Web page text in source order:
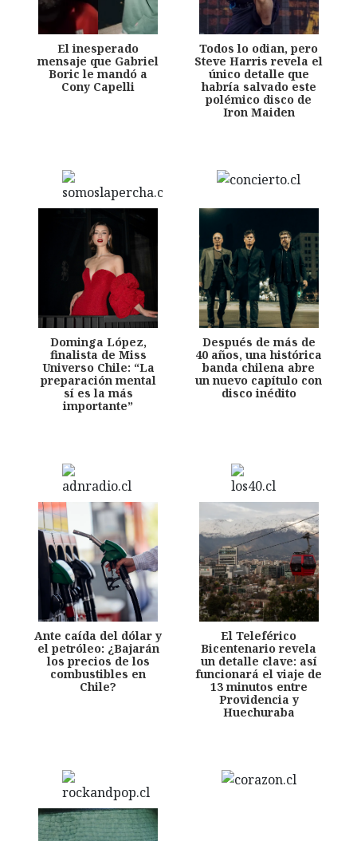
El inesperado
mensaje que Gabriel
Boric le mandó a
Cony Capelli
Todos lo odian, pero
Steve Harris revela el
único detalle que
habría salvado este
polémico disco de
Iron Maiden
Dominga López,
finalista de Miss
Universo Chile: “La
preparación mental
sí es la más
importante”
Después de más de
40 años, una histórica
banda chilena abre
un nuevo capítulo con
disco inédito
Ante caída del dólar y
el petróleo: ¿Bajarán
los precios de los
combustibles en
Chile?
El Teleférico
Bicentenario revela
un detalle clave: así
funcionará el viaje de
13 minutos entre
Providencia y
Huechuraba